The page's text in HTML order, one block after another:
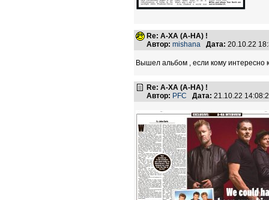
Re: А-ХА (A-HA) !
Автор: mishana Дата: 20.10.22
Вышел альбом , если кому интересно
Re: А-ХА (A-HA) !
Автор: PFC Дата: 21.10.22